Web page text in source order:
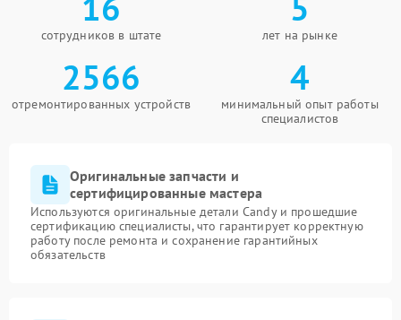
сотрудников в штате лет на рынке
2566
отремонтированных устройств
4
минимальный опыт работы
специалистов
Оригинальные запчасти и
сертифицированные мастера
Используются оригинальные детали Candy и прошедшие
сертификацию специалисты, что гарантирует корректную
работу после ремонта и сохранение гарантийных
обязательств